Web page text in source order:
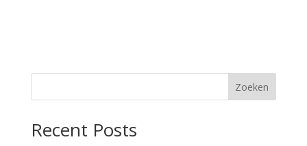
Zoeken
Recent Posts